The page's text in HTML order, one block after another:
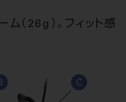
（26g）。フィット感